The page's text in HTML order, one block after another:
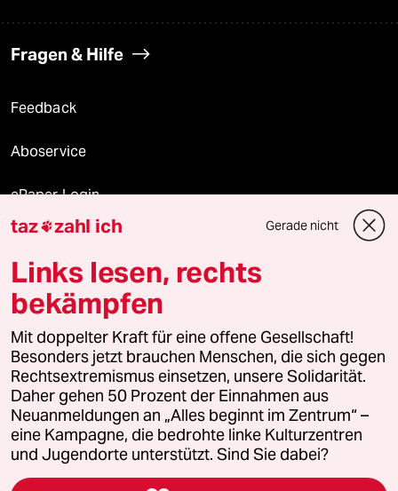
Fragen & Hilfe
Feedback
Aboservice
ePaper Login
Downloads für Abonnierende
© 2026 taz Verlags und Vertriebs GmbH
Alle Rechte vorbehalten. Bei rechtlichen Fragen oder für Genehmigungen
wenden Sie sich bitte an
lizenzen@taz.de
Feedback Redaktionsstatut Kommune-Richtlinien
Leitlinie Informant Datenschutz Impressum AGB
taz zahl ich Gerade nicht
Links lesen, rechts
bekämpfen
Mit doppelter Kraft für eine offene Gesellschaft!
Besonders jetzt brauchen Menschen, die sich gegen
Rechtsextremismus einsetzen, unsere Solidarität.
Daher gehen 50 Prozent der Einnahmen aus
Neuanmeldungen an „Alles beginnt im Zentrum“ –
eine Kampagne, die bedrohte linke Kulturzentren
und Jugendorte unterstützt. Sind Sie dabei?